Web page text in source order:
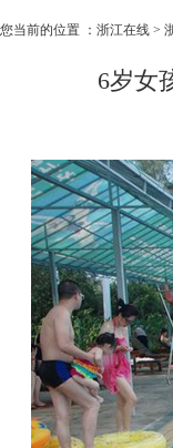
您当前的位置 ： 浙江在线 >
6岁女